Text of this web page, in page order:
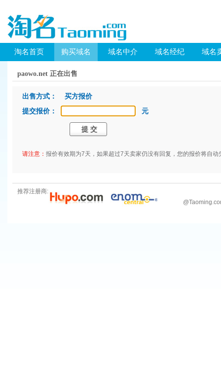
淘名首页 购买域名 域名中介 域名经纪 域名
paowo.net 正在出售
出售方式： 买方报价
提交报价：
元
请注意： 报价有效期为7天，如果超过7天卖家仍没有回复，您的报价将自动
推荐注册商:
@